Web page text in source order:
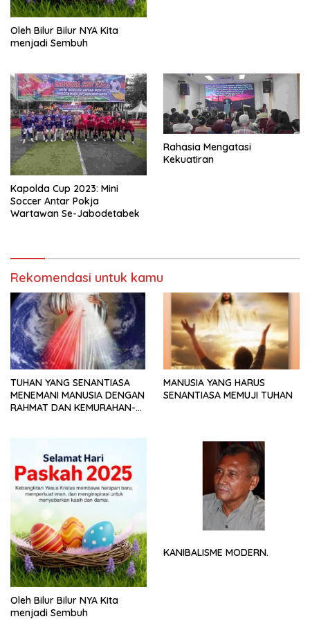
Oleh Bilur Bilur NYA Kita
menjadi Sembuh
Kapolda Cup 2023: Mini
Soccer Antar Pokja
Wartawan Se-Jabodetabek
Rahasia Mengatasi
Kekuatiran
Rekomendasi untuk kamu
TUHAN YANG SENANTIASA
MENEMANI MANUSIA DENGAN
RAHMAT DAN KEMURAHAN-
MANUSIA YANG HARUS
SENANTIASA MEMUJI TUHAN
Oleh Bilur Bilur NYA Kita
menjadi Sembuh
KANIBALISME MODERN.